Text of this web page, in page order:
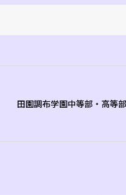
田園調布学園中等部・高等